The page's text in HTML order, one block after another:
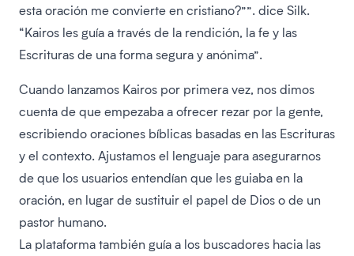
esta oración me convierte en cristiano?””. dice Silk.
“Kairos les guía a través de la rendición, la fe y las
Escrituras de una forma segura y anónima”.
Cuando lanzamos Kairos por primera vez, nos dimos
cuenta de que empezaba a ofrecer rezar por la gente,
escribiendo oraciones bíblicas basadas en las Escrituras
y el contexto. Ajustamos el lenguaje para asegurarnos
de que los usuarios entendían que les guiaba en la
oración, en lugar de sustituir el papel de Dios o de un
pastor humano.
La plataforma también guía a los buscadores hacia las